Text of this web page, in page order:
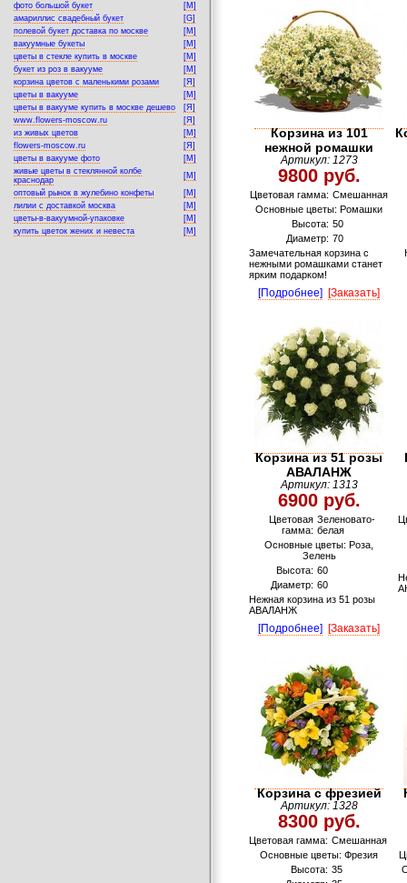
фото большой букет
[M]
амариллис свадебный букет
[G]
полевой букет доставка по москве
[M]
вакуумные букеты
[M]
цветы в стекле купить в москве
[M]
букет из роз в вакууме
[M]
корзина цветов с маленькими розами
[Я]
цветы в вакууме
[M]
цветы в вакууме купить в москве дешево
[Я]
www.flowers-moscow.ru
[Я]
из живых цветов
[M]
flowers-moscow.ru
[Я]
цветы в вакууме фото
[M]
живые цветы в стеклянной колбе
краснодар
[M]
оптовый рынок в жулебино конфеты
[M]
лилии с доставкой москва
[M]
цветы-в-вакуумной-упаковке
[M]
купить цветок жених и невеста
[M]
Корзина из 101
нежной ромашки
Артикул: 1273
9800 руб.
Цветовая гамма: Смешанная
Основные цветы: Ромашки
Высота: 50
Диаметр: 70
Замечательная корзина с
нежными ромашками станет
ярким подарком!
[Подробнее] [Заказать]
Корзина из 51 розы
АВАЛАНЖ
Артикул: 1313
6900 руб.
Цветовая
гамма:
Зеленовато-
белая
Основные цветы: Роза,
Зелень
Высота: 60
Диаметр: 60
Нежная корзина из 51 розы
АВАЛАНЖ
[Подробнее] [Заказать]
Корзина с фрезией
Артикул: 1328
8300 руб.
Цветовая гамма: Смешанная
Основные цветы: Фрезия
Высота: 35